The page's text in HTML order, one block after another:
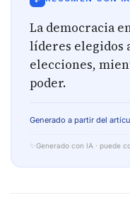
La democracia
líderes elegidos
elecciones,
poder.
Generado a partir del
✨ Generado con IA · puede